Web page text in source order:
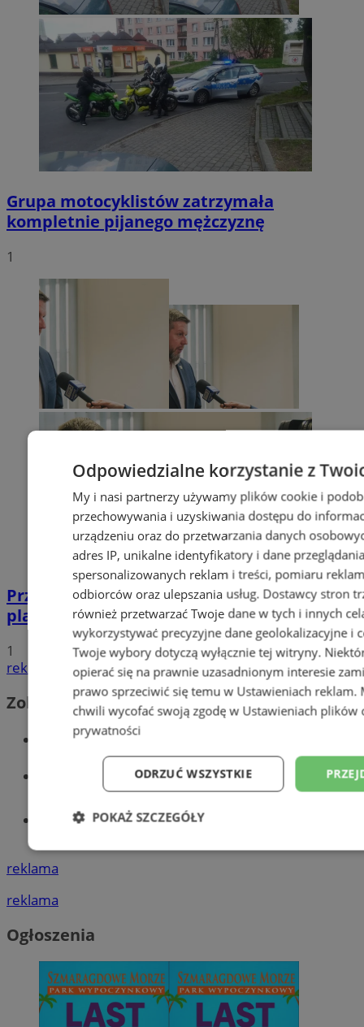
Grupa motocyklistów zatrzymała
kompletnie pijanego mężczyznę
1
Przyszłość Wodzisławia Śląskiego:
planowane inwestycje na 2025 rok
1
reklama
Zobacz również
Wiadomości kryminalne w Wodzisławiu
Wiadomości lokalne
Tworzenie stron www - Wodzisław
reklama
reklama
Ogłoszenia
Odpowiedzialne korzystanie z
My i nasi partnerzy używamy plików cookie i
przechowywania i uzyskiwania dostępu do
urządzeniu oraz do przetwarzania danych
adres IP, unikalne identyfikatory i dane
spersonalizowanych reklam i treści, pomiaru
odbiorców oraz ulepszania usług. Dostawcy stron
również przetwarzać Twoje dane w tych i innych
wykorzystywać precyzyjne dane geolokalizacyjne i
Twoje wybory dotyczą wyłącznie tej witryny.
opierać się na prawnie uzasadnionym interesie
prawo sprzeciwić się temu w Ustawieniach reklam.
chwili wycofać swoją zgodę w Ustawieniach plików
prywatności
ODRZUĆ WSZYSTKIE
POKAŻ SZCZEGÓŁY
Niezbędne Wydajność